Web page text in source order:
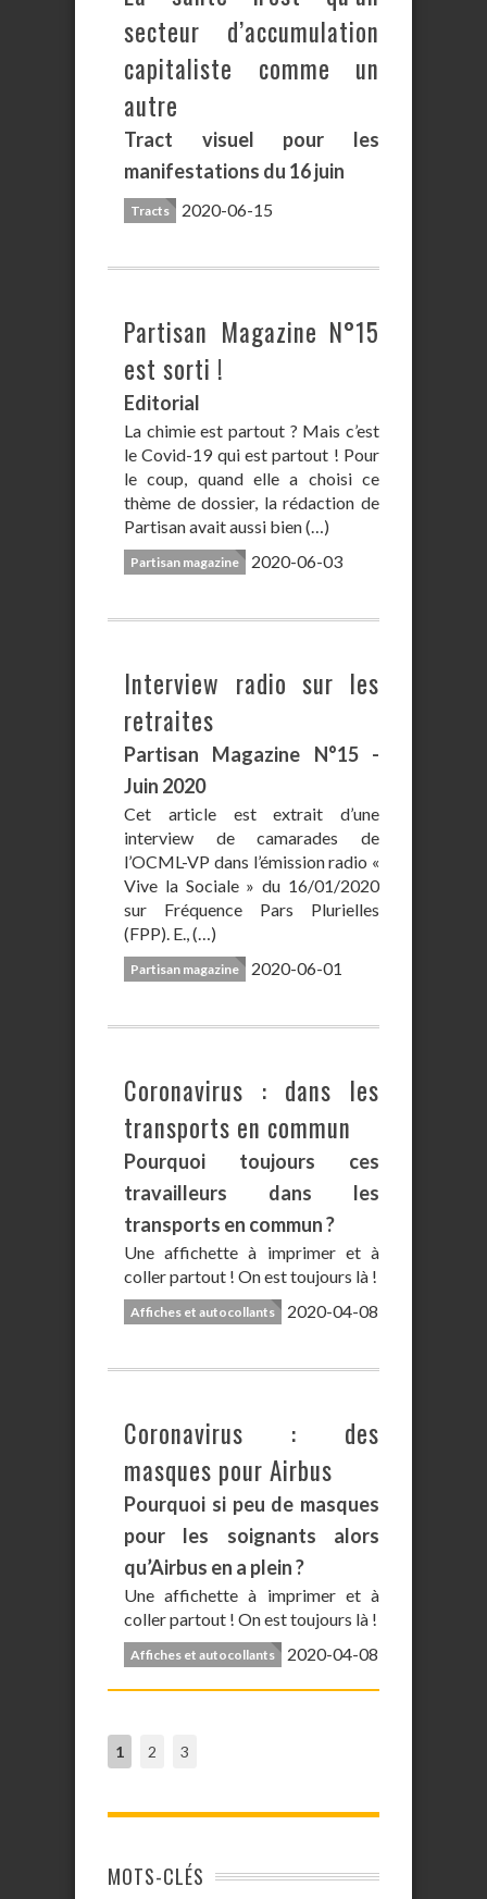
secteur d’accumulation
capitaliste comme un
autre
Tract visuel pour les
manifestations du 16 juin
Tracts 2020-06-15
Partisan Magazine N°15
est sorti !
Editorial
La chimie est partout ? Mais c’est
le Covid-19 qui est partout ! Pour
le coup, quand elle a choisi ce
thème de dossier, la rédaction de
Partisan avait aussi bien (…)
Partisan magazine 2020-06-03
Interview radio sur les
retraites
Partisan Magazine N°15 -
Juin 2020
Cet article est extrait d’une
interview de camarades de
l’OCML-VP dans l’émission radio «
Vive la Sociale » du 16/01/2020
sur Fréquence Pars Plurielles
(FPP). E., (…)
Partisan magazine 2020-06-01
Coronavirus : dans les
transports en commun
Pourquoi toujours ces
travailleurs dans les
transports en commun ?
Une affichette à imprimer et à
coller partout ! On est toujours là !
Affiches et autocollants 2020-04-08
Coronavirus : des
masques pour Airbus
Pourquoi si peu de masques
pour les soignants alors
qu’Airbus en a plein ?
Une affichette à imprimer et à
coller partout ! On est toujours là !
Affiches et autocollants 2020-04-08
1 2 3
MOTS-CLÉS